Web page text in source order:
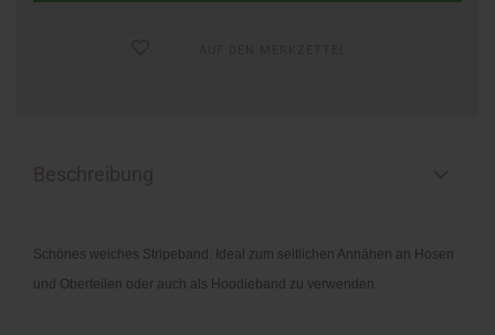
Schönes weiches Stripeband. Ideal zum seitlichen Annähen an Hosen
und Oberteilen oder auch als Hoodieband zu verwenden.